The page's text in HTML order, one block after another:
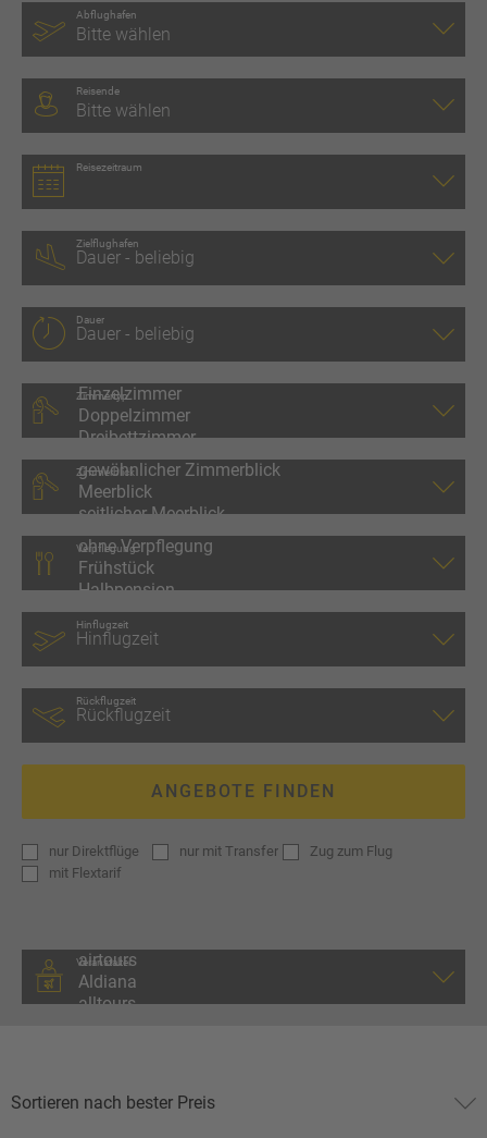
Abflughafen
Bitte wählen
Reisende
Bitte wählen
Reisezeitraum
Zielflughafen
Dauer
Zimmertyp
Zimmerblick
ANGEBOTE FINDEN
nur Direktflüge nur mit Transfer
Zug zum Flug
mit Flextarif
Verpflegung
Hinflugzeit
Rückflugzeit
Veranstalter